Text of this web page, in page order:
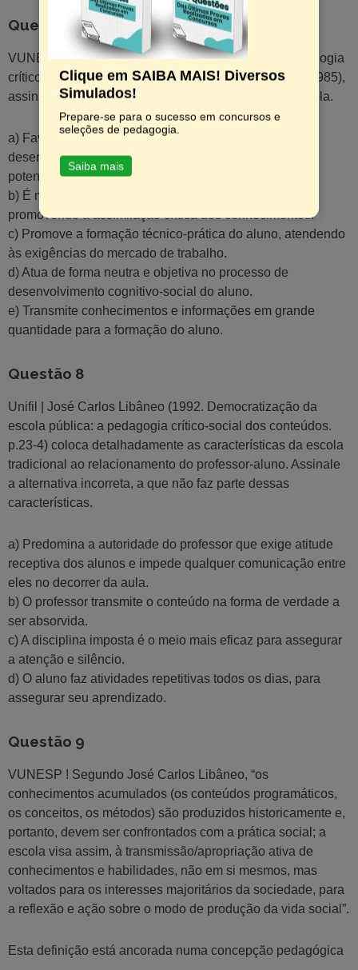
Questão 7
VUNESP | A partir das considerações acerca da pedagogia
crítico- social dos conteúdos, analisada por Libâneo (1985),
assinale a alternativa correta acerca da função da escola.
a) Favorece a escolarização para todos e o
desenvolvimento humano de acordo com as
potencialidades individuais.
b) É mediadora entre o aluno e mundo da cultura,
promovendo a assimilação crítica dos conhecimentos.
c) Promove a formação técnico-prática do aluno, atendendo
às exigências do mercado de trabalho.
d) Atua de forma neutra e objetiva no processo de
desenvolvimento cognitivo-social do aluno.
e) Transmite conhecimentos e informações em grande
quantidade para a formação do aluno.
Questão 8
Unifil | José Carlos Libâneo (1992. Democratização da
escola pública: a pedagogia crítico-social dos conteúdos.
p.23-4) coloca detalhadamente as características da escola
tradicional ao relacionamento do professor-aluno. Assinale
a alternativa incorreta, a que não faz parte dessas
características.
a) Predomina a autoridade do professor que exige atitude
receptiva dos alunos e impede qualquer comunicação entre
eles no decorrer da aula.
b) O professor transmite o conteúdo na forma de verdade a
ser absorvida.
c) A disciplina imposta é o meio mais eficaz para assegurar
a atenção e silêncio.
d) O aluno faz atividades repetitivas todos os dias, para
assegurar seu aprendizado.
Questão 9
VUNESP ! Segundo José Carlos Libâneo, “os
conhecimentos acumulados (os conteúdos programáticos,
os conceitos, os métodos) são produzidos historicamente e,
portanto, devem ser confrontados com a prática social; a
escola visa assim, à transmissão/apropriação ativa de
conhecimentos e habilidades, não em si mesmos, mas
voltados para os interesses majoritários da sociedade, para
a reflexão e ação sobre o modo de produção da vida social”.
Esta definição está ancorada numa concepção pedagógica
Clique em SAIBA MAIS! Diversos
Simulados!
Prepare-se para o sucesso em concursos e
seleções de pedagogia.
Saiba mais